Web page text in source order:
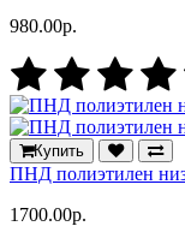
980.00р.
Купить
ПНД полиэтилен
1700.00р.